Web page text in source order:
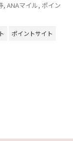
, ANAマイル, ポイン
ポイントサイト